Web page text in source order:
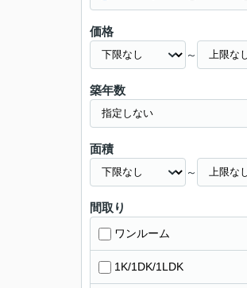
価格
～
築年数
面積
～
間取り
ワンルーム
1K/1DK/1LDK